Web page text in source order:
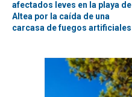
afectados leves en la playa de
Altea por la caída de una
carcasa de fuegos artificiales